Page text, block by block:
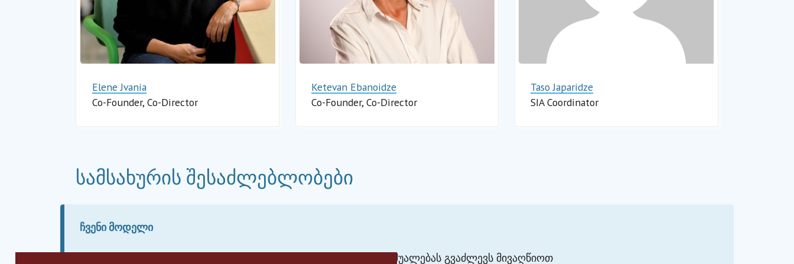
Elene Jvania
Co-Founder, Co-DirectorImpact Hub Tbilisi
Ketevan Ebanoidze
Co-Founder, Co-DirectorImpact Hub Tbilisi
Taso Japaridze
SIA Coordinator
სამსახურის შესაძლებლობები
ᲩᲕᲔᲜᲘ ᲛᲝᲓᲔᲚᲘ
SIA-მ შეიმუშავა სკალირების უნიკალური მოდელი, რომელიც საშუალებას გვაძლევს მივაღწიოთ